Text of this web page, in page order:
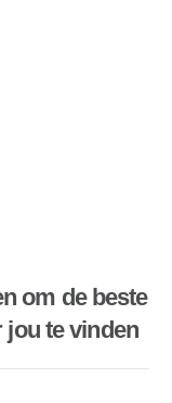
om de beste
te vinden